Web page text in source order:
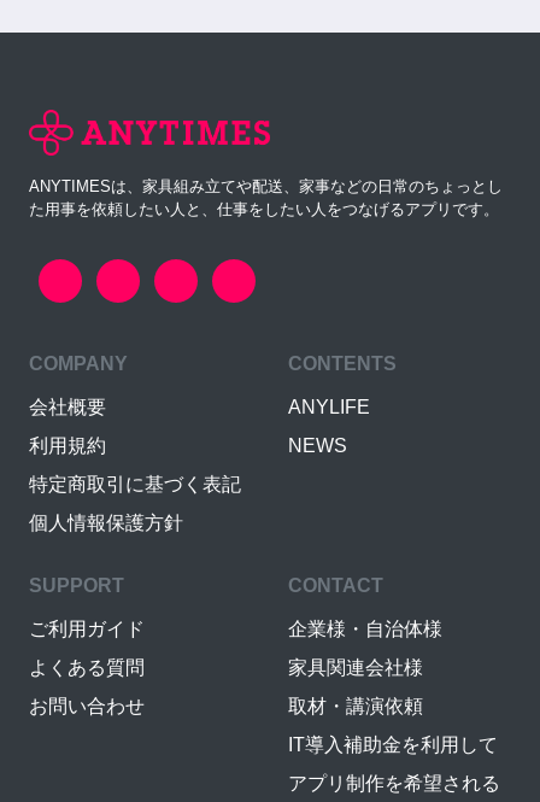
ANYTIMESは、家具組み立てや配送、家事などの日常のちょっとし
た用事を依頼したい人と、仕事をしたい人をつなげるアプリです。
COMPANY
会社概要
利用規約
特定商取引に基づく表記
個人情報保護方針
CONTENTS
ANYLIFE
NEWS
SUPPORT
ご利用ガイド
よくある質問
お問い合わせ
CONTACT
企業様・自治体様
家具関連会社様
取材・講演依頼
IT導入補助金を利用して
アプリ制作を希望される